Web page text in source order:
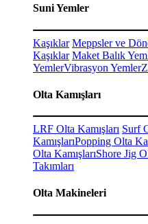
Suni Yemler
Kaşıklar Meppsler ve
Kaşıklar Maket Balık
YemlerVibrasyon Yemler
Olta Kamışları
LRF Olta Kamışları Surf
KamışlarıPopping Olta
Olta KamışlarıShore Jig
Takımları
Olta Makineleri